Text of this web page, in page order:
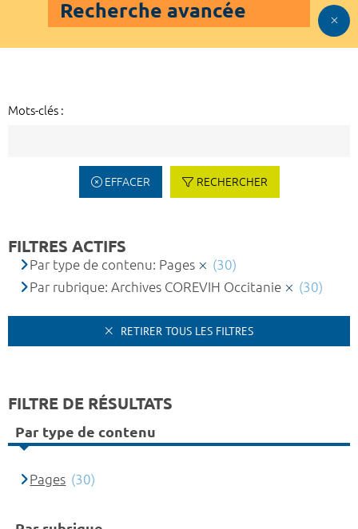
Recherche avancée
Mots-clés :
EFFACER RECHERCHER
FILTRES ACTIFS
Par type de contenu: Pages
(30)
Par rubrique: Archives COREVIH Occitanie
(30)
RETIRER TOUS LES FILTRES
FILTRE DE RÉSULTATS
Par type de contenu
Pages (30)